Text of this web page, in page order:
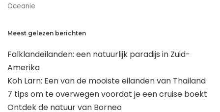
Oceanie
Meest gelezen berichten
Falklandeilanden: een natuurlijk paradijs in Zuid-
Amerika
Koh Larn: Een van de mooiste eilanden van Thailand
7 tips om te overwegen voordat je een cruise boekt
Ontdek de natuur van Borneo